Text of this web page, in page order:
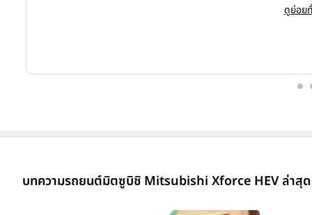
ดูย่อย
บทความรถยนต์มิตซูบิชิ Mitsubishi Xforce HEV ล่าสุด